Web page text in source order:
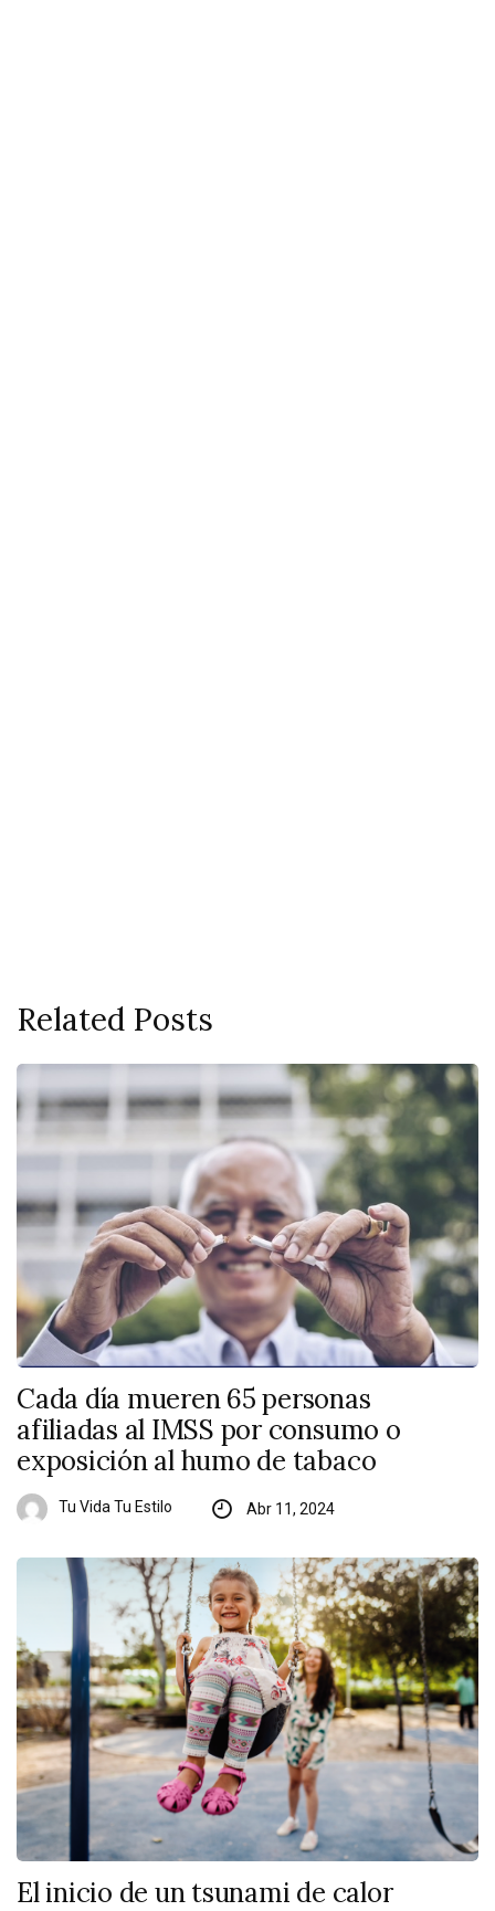
Related Posts
Cada día mueren 65 personas
afiliadas al IMSS por consumo o
exposición al humo de tabaco
Tu Vida Tu Estilo Abr 11, 2024
El inicio de un tsunami de calor